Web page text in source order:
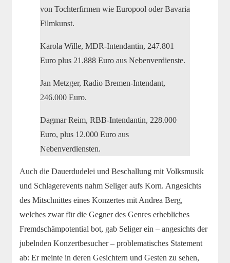
von Tochterfirmen wie Europool oder Bavaria
Filmkunst.
Karola Wille, MDR-Intendantin, 247.801
Euro plus 21.888 Euro aus Nebenverdienste.
Jan Metzger, Radio Bremen-Intendant,
246.000 Euro.
Dagmar Reim, RBB-Intendantin, 228.000
Euro, plus 12.000 Euro aus
Nebenverdiensten.
Auch die Dauerdudelei und Beschallung mit Volksmusik
und Schlagerevents nahm Seliger aufs Korn. Angesichts
des Mitschnittes eines Konzertes mit Andrea Berg,
welches zwar für die Gegner des Genres erhebliches
Fremdschämpotential bot, gab Seliger ein – angesichts der
jubelnden Konzertbesucher – problematisches Statement
ab: Er meinte in deren Gesichtern und Gesten zu sehen,